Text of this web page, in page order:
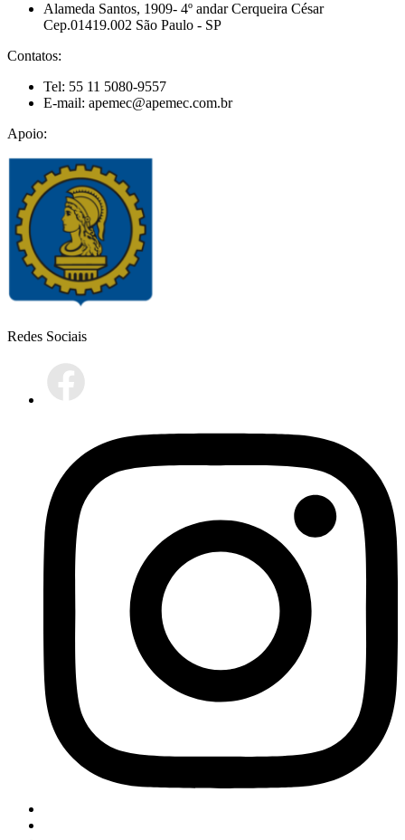
Alameda Santos, 1909- 4º andar Cerqueira César
Cep.01419.002 São Paulo - SP
Contatos:
Tel: 55 11 5080-9557
E-mail: apemec@apemec.com.br
Apoio:
Redes Sociais